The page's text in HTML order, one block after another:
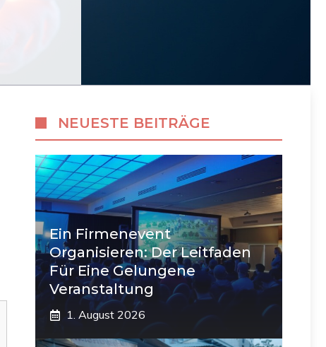
NEUESTE BEITRÄGE
Ein Firmenevent
Organisieren: Der Leitfaden
Für Eine Gelungene
Veranstaltung
1. August 2026